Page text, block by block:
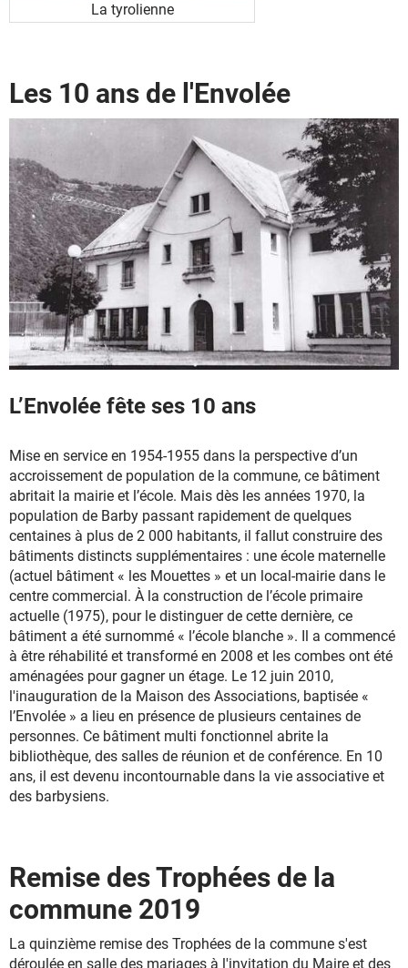
La tyrolienne
Les 10 ans de l'Envolée
L’Envolée fête ses 10 ans
Mise en service en 1954-1955 dans la perspective d’un
accroissement de population de la commune, ce bâtiment
abritait la mairie et l’école. Mais dès les années 1970, la
population de Barby passant rapidement de quelques
centaines à plus de 2 000 habitants, il fallut construire des
bâtiments distincts supplémentaires : une école maternelle
(actuel bâtiment « les Mouettes » et un local-mairie dans le
centre commercial. À la construction de l’école primaire
actuelle (1975), pour le distinguer de cette dernière, ce
bâtiment a été surnommé « l’école blanche ». Il a commencé
à être réhabilité et transformé en 2008 et les combes ont été
aménagées pour gagner un étage. Le 12 juin 2010,
l'inauguration de la Maison des Associations, baptisée «
l’Envolée » a lieu en présence de plusieurs centaines de
personnes. Ce bâtiment multi fonctionnel abrite la
bibliothèque, des salles de réunion et de conférence. En 10
ans, il est devenu incontournable dans la vie associative et
des barbysiens.
Remise des Trophées de la
commune 2019
La quinzième remise des Trophées de la commune s'est
déroulée en salle des mariages à l'invitation du Maire et des